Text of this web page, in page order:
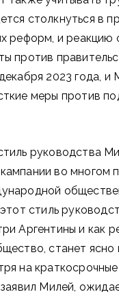
столкнуться в
реформ, и реакцию
против
2023 года, и
меры против
руководства
во многом
стиль
Аргентины и как
станет
на
Милей,